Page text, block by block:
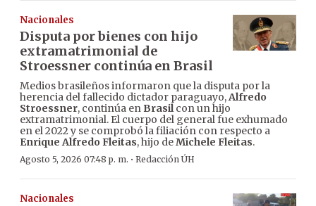
Nacionales
Disputa por bienes con hijo
extramatrimonial de
Stroessner continúa en Brasil
Medios brasileños informaron que la disputa por la
herencia del fallecido dictador paraguayo,Alfredo
Stroessner, continúa en Brasilcon un hijo
extramatrimonial. El cuerpo del general fue exhumado
en el 2022 y se comprobó la filiación con respecto a
Enrique Alfredo Fleitas, hijo deMichele Fleitas.
Agosto 5, 2026 07:48 p. m. · Redacción ÚH
Nacionales